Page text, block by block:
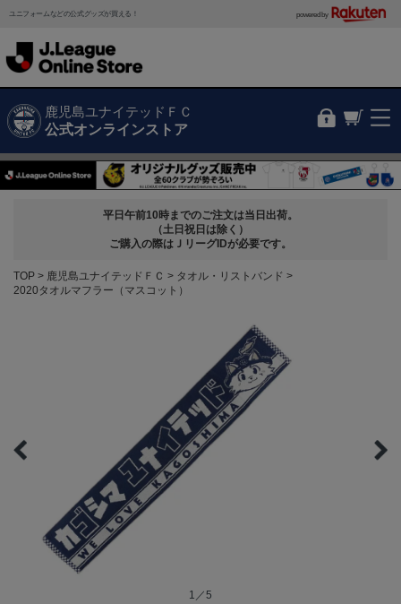
ユニフォームなどの公式グッズが買える！ powered by
鹿児島ユナイテッドＦＣ
公式オンラインストア
平日午前10時までのご注文は当日出荷。
（土日祝日は除く）
ご購入の際はＪリーグIDが必要です。
TOP 鹿児島ユナイテッドＦＣ
タオル・リストバンド
2020タオルマフラー（マスコット）
1／5